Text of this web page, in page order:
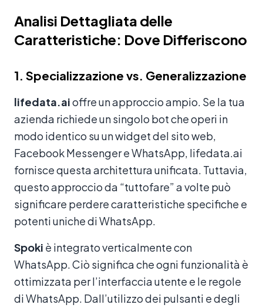
Analisi Dettagliata delle
Caratteristiche: Dove Differiscono
1. Specializzazione vs. Generalizzazione
lifedata.aioffre un approccio ampio. Se la tua
azienda richiede un singolo bot che operi in
modo identico su un widget del sito web,
Facebook Messenger e WhatsApp, lifedata.ai
fornisce questa architettura unificata. Tuttavia,
questo approccio da “tuttofare” a volte può
significare perdere caratteristiche specifiche e
potenti uniche di WhatsApp.
Spoki è integrato verticalmente con
WhatsApp. Ciò significa che ogni funzionalità è
ottimizzata per l’interfaccia utente e le regole
di WhatsApp. Dall’utilizzo dei pulsanti e degli